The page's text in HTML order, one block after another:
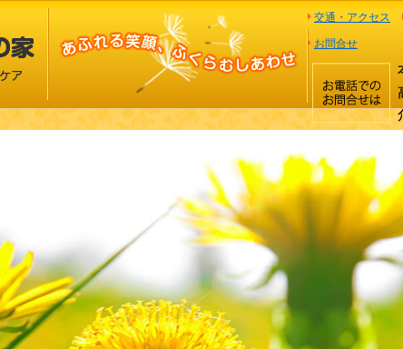
交通・アクセス
お問合せ